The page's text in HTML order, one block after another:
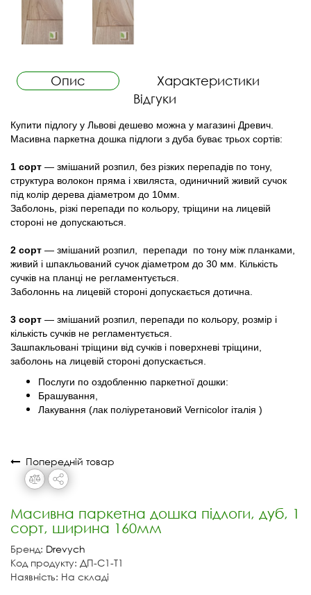
Опис
Характеристики
Відгуки
Купити підлогу у Львові дешево можна у магазині Древич.
Масивна паркетна дошка підлоги з дуба буває трьох сортів:
1 сорт — змішаний розпил, без різких перепадів по тону,
структура волокон пряма і хвиляста, одиничний живий сучок
під колір дерева діаметром до 10мм.
Заболонь, різкі перепади по кольору, тріщини на лицевій
стороні не допускаються.
2 сорт — змішаний розпил, перепади по тону між планками,
живий і шпакльований сучок діаметром до 30 мм. Кількість
сучків на планці не регламентується.
Заболоннь на лицевій стороні допускається дотична.
3 сорт — змішаний розпил, перепади по кольору, розмір і
кількість сучків не регламентується.
Зашпакльовані тріщини від сучків і поверхневі тріщини,
заболонь на лицевій стороні допускається.
Послуги по оздобленню паркетної дошки:
Брашування,
Лакування (лак поліуретановий Vernicolor італія )
Попередній товар
Масивна паркетна дошка підлоги, дуб, 1
сорт, ширина 160мм
Бренд: Drevych
Код продукту: ДП-С1-Т1
Наявність: На складі